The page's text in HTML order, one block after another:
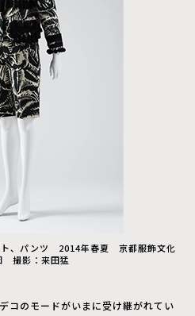
、パンツ 2014年春夏 京都服飾文化
撮影：来田猛
コのモードがいまに受け継がれてい